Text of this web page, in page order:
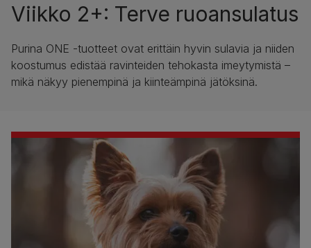
Viikko 2+: Terve ruoansulatus
Purina ONE -tuotteet ovat erittäin hyvin sulavia ja niiden
koostumus edistää ravinteiden tehokasta imeytymistä –
mikä näkyy pienempinä ja kiinteämpinä jätöksinä.